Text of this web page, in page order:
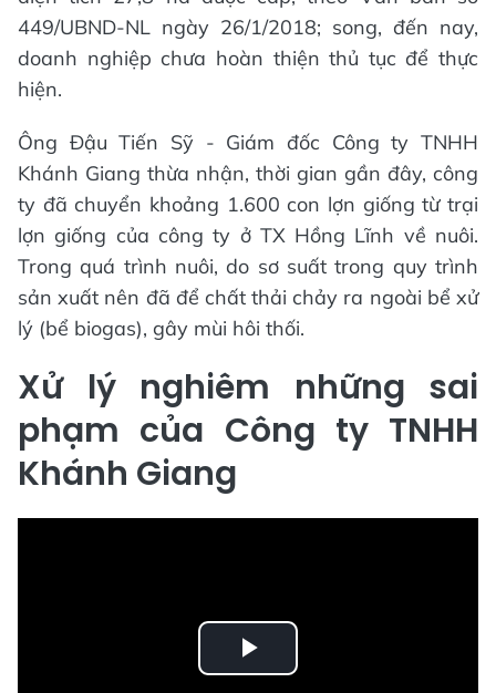
449/UBND-NL ngày 26/1/2018; song, đến nay,
doanh nghiệp chưa hoàn thiện thủ tục để thực
hiện.
Ông Đậu Tiến Sỹ - Giám đốc Công ty TNHH
Khánh Giang thừa nhận, thời gian gần đây, công
ty đã chuyển khoảng 1.600 con lợn giống từ trại
lợn giống của công ty ở TX Hồng Lĩnh về nuôi.
Trong quá trình nuôi, do sơ suất trong quy trình
sản xuất nên đã để chất thải chảy ra ngoài bể xử
lý (bể biogas), gây mùi hôi thối.
Xử lý nghiêm những sai
phạm của Công ty TNHH
Khánh Giang
Play